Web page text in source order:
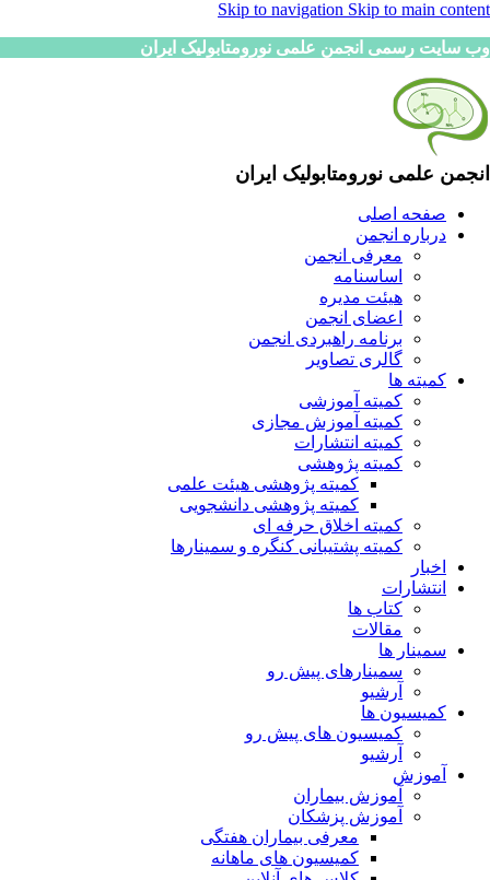
Skip to navigation Skip to main content
وب سایت رسمی انجمن علمی نورومتابولیک ایران
انجمن علمی نورومتابولیک ایران
صفحه اصلی
درباره انجمن
معرفی انجمن
اساسنامه
هیئت مدیره
اعضای انجمن
برنامه راهبردی انجمن
گالری تصاویر
کمیته ها
کمیته آموزشی
کمیته آموزش مجازی
کمیته انتشارات
کمیته پژوهشی
کمیته پژوهشی هیئت علمی
کمیته پژوهشی دانشجویی
کمیته اخلاق حرفه ای
کمیته پشتیبانی کنگره و سمینارها
اخبار
انتشارات
کتاب ها
مقالات
سمینار ها
سمینارهای پیش رو
آرشیو
کمیسیون ها
کمیسیون های پیش رو
آرشیو
آموزش
آموزش بیماران
آموزش پزشکان
معرفی بیماران هفتگی
کمیسیون های ماهانه